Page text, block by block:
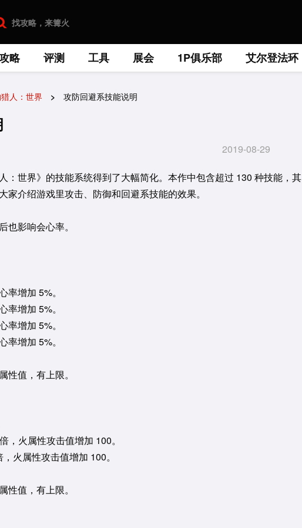
略 评测 工具 展会 1P俱乐部 艾尔登法环
人：世界 攻防回避系技能说明
2019-08-29
：世界》的技能系统得到了大幅简化。本作中包含超过 130 种技能，其
家介绍游戏里攻击、防御和回避系技能的效果。
也影响会心率。
率增加 5%。
率增加 5%。
率增加 5%。
率增加 5%。
性值，有上限。
，火属性攻击值增加 100。
火属性攻击值增加 100。
性值，有上限。